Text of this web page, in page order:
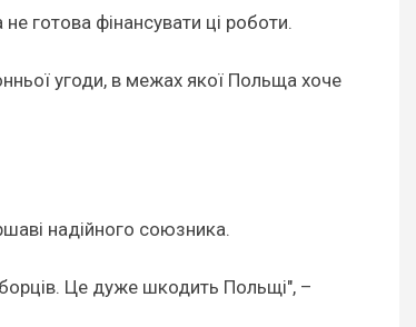
готова фінансувати ці роботи.
угоди, в межах якої Польща хоче
надійного союзника.
Це дуже шкодить Польщі", –